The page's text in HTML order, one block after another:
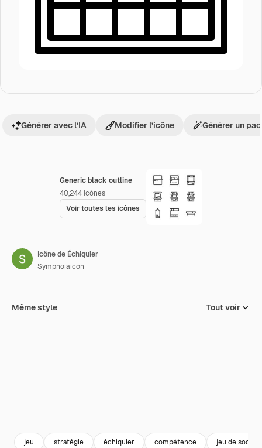
Generic black outline
40,244 Icônes
Voir toutes les icônes
Générer avec l’IA Modifier l’icône Générer un
Icône de Échiquier
Sympnoiaicon
Même style Tout voir
jeu stratégie échiquier compétence jeu de société